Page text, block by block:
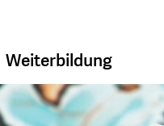
Weiterbildung